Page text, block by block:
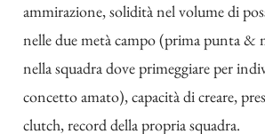
ammirazione, solidità nel volume di
nelle due metà campo (prima punta &
nella squadra dove primeggiare per
concetto amato), capacità di creare,
clutch, record della propria squadra.